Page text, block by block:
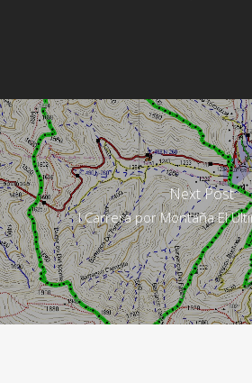
Next Post
I Carrera por Montaña El